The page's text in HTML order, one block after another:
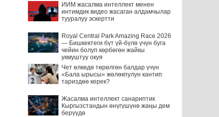
ИИМ жасалма интеллект менен
интимдик видео жасаган алдамчылар
тууралуу эскертти
Royal Central Park Amazing Race 2026
— Бишкектеги бүт үй-бүлө үчүн буга
чейин болуп көрбөгөн жайкы
укмуштуу окуя
Чет өлкөдө төрөлгөн балдар үчүн
«Бала ырысы» жөлөкпулун кантип
тариздөө керек?
Жасалма интеллект санариптик
Кыргызстандын өнүгүшүнө жаңы дем
берүүдө